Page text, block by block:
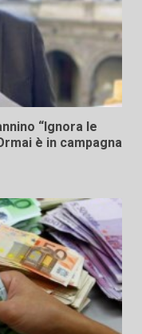
“Ignora le
è in campagna